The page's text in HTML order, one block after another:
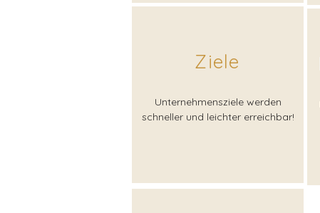
Ziele
Unternehmensziele werden
schneller und leichter erreichbar!